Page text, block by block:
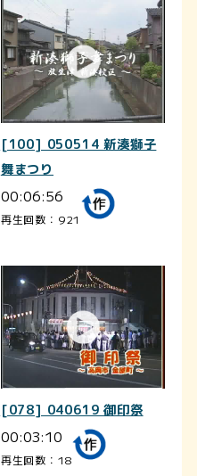
[100] 050514 新湊獅子
舞まつり
00:06:56
再生回数：921
[078] 040619 御印祭
00:03:10
再生回数：18